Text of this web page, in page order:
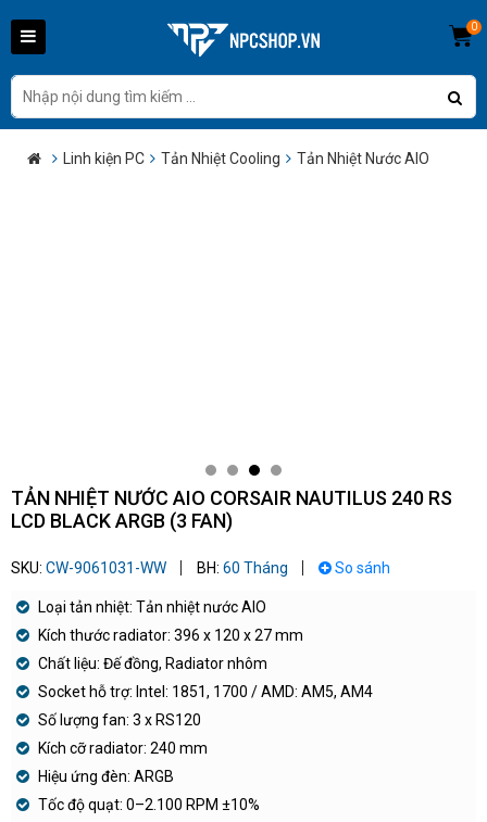
0
Linh kiện PC Tản Nhiệt Cooling Tản Nhiệt Nước AIO
TẢN NHIỆT NƯỚC AIO CORSAIR NAUTILUS 240 RS
LCD BLACK ARGB (3 FAN)
SKU: CW-9061031-WW BH: 60 Tháng So sánh
Loại tản nhiệt: Tản nhiệt nước AIO
Kích thước radiator: 396 x 120 x 27 mm
Chất liệu: Đế đồng, Radiator nhôm
Socket hỗ trợ: Intel: 1851, 1700 / AMD: AM5, AM4
Số lượng fan: 3 x RS120
Kích cỡ radiator: 240 mm
Hiệu ứng đèn: ARGB
Tốc độ quạt: 0–2.100 RPM ±10%